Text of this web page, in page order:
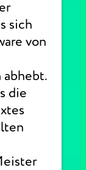
sich
von
abhebt.
die